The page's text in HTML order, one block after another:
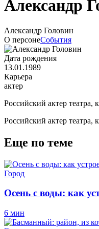
Александр
Александр Головин
О персонеСобытия
Дата рождения
13.01.1989
Карьера
актер
Российский актер
Российский актер
Еще по теме
Город
Осень с воды: как
6 мин